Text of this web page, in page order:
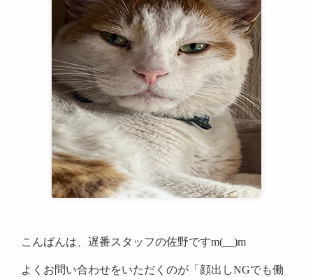
こんばんは、遅番スタッフの佐野ですm(__)m
よくお問い合わせをいただくのが「顔出しNGでも働